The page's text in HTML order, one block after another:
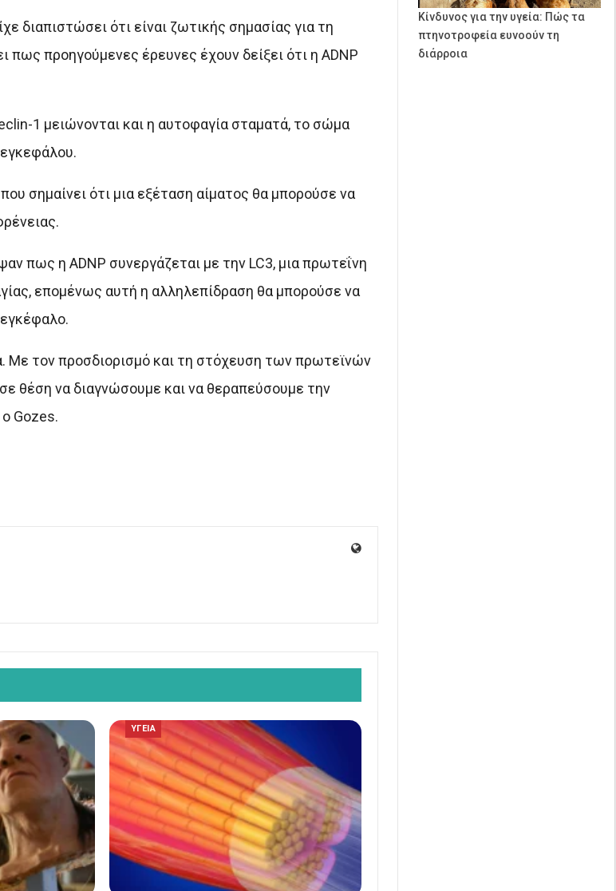
διαπιστώσει ότι είναι ζωτικής σημασίας για τη
πως προηγούμενες έρευνες έχουν δείξει ότι η ADNP
1 μειώνονται και η αυτοφαγία σταματά, το σώμα
σημαίνει ότι μια εξέταση αίματος θα μπορούσε να
πως η ADNP συνεργάζεται με την LC3, μια πρωτεΐνη
επομένως αυτή η αλληλεπίδραση θα μπορούσε να
Με τον προσδιορισμό και τη στόχευση των πρωτεϊνών
θέση να διαγνώσουμε και να θεραπεύσουμε την
Gozes.
ΥΓΕΙΑ
Κίνδυνος για την υγεία: Πώς τα
πτηνοτροφεία ευνοούν τη
διάρροια